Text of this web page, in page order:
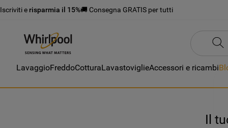
Iscriviti e risparmia il 15%🚚 Consegna GRATIS per tutti
LavaggioFreddoCotturaLavastoviglieAccessori e ricambi
Il